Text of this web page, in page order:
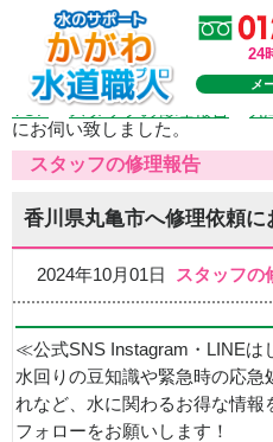
24
メ
TOP>スタッフの修理報告
にお伺い致しました。
スタッフの修理報告
香川県丸亀市へ修理依頼に
2024年10月01日 スタッフの
≪公式SNS Instagram・LINEは
水回りの豆知識や緊急時の応急
れなど、水に関わるお得な情
フォローをお願いします！